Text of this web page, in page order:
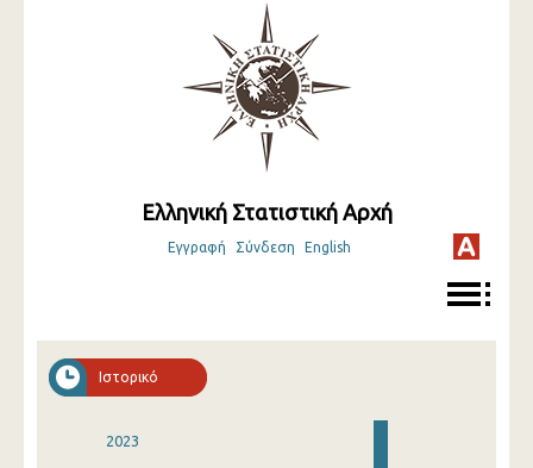
Ελληνική Στατιστική Αρχή
Εγγραφή Σύνδεση English
Ιστορικό
2023